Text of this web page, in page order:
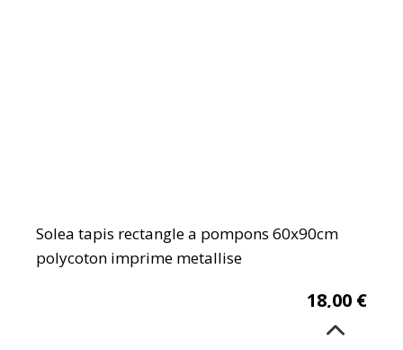
Solea tapis rectangle a pompons 60x90cm
polycoton imprime metallise
18,00 €